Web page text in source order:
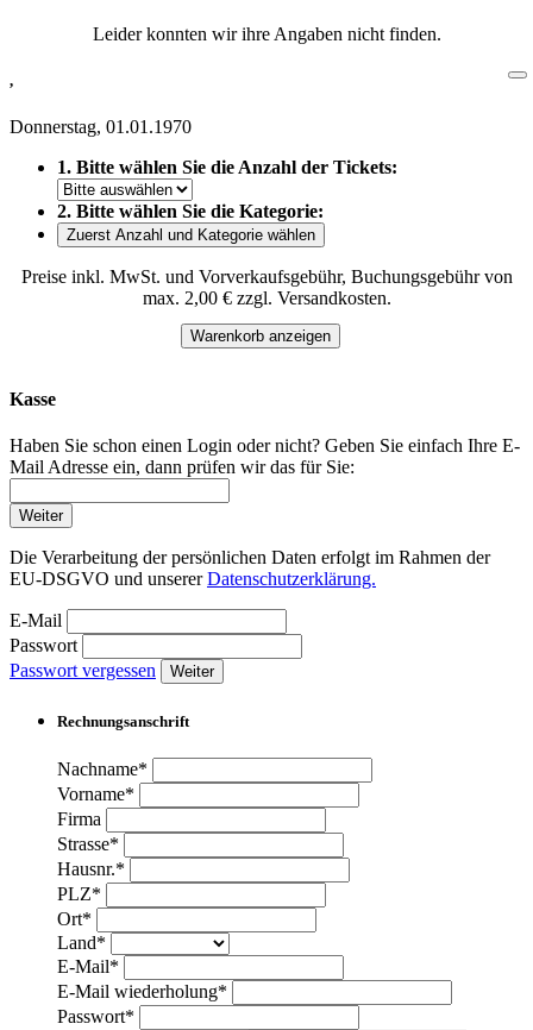
Leider konnten wir ihre Angaben nicht finden.
,
Donnerstag, 01.01.1970
1. Bitte wählen Sie die Anzahl der Tickets:
2. Bitte wählen Sie die Kategorie:
Zuerst Anzahl und Kategorie wählen
Preise inkl. MwSt. und Vorverkaufsgebühr, Buchungsgebühr von
max. 2,00 € zzgl. Versandkosten.
Warenkorb anzeigen
Kasse
Haben Sie schon einen Login oder nicht? Geben Sie einfach Ihre E-
Mail Adresse ein, dann prüfen wir das für Sie:
Weiter
Die Verarbeitung der persönlichen Daten erfolgt im Rahmen der
EU-DSGVO und unsererDatenschutzerklärung.
E-Mail
Passwort
Passwort vergessen
Weiter
Rechnungsanschrift
Nachname*
Vorname*
Firma
Strasse*
Hausnr.*
PLZ*
Ort*
Land*
E-Mail*
E-Mail wiederholung*
Passwort*